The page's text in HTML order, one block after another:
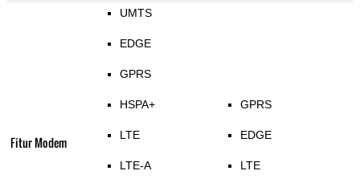
Fitur Modem
UMTS
EDGE
GPRS
HSPA+
LTE
LTE-A
GPRS
EDGE
LTE